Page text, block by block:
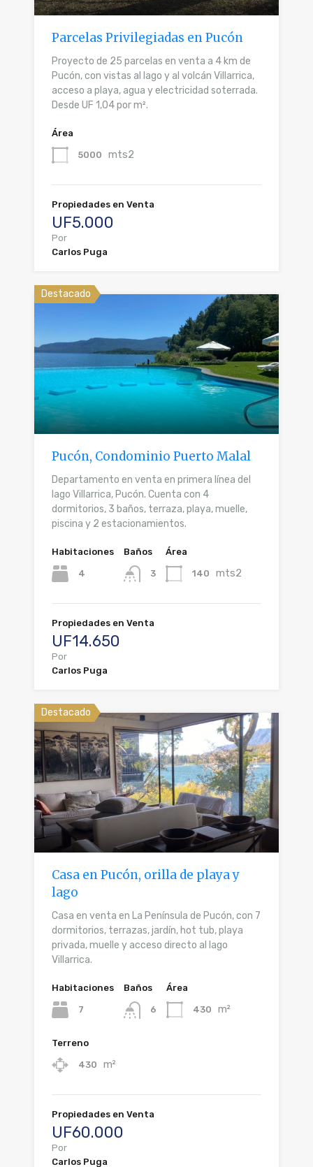
Parcelas Privilegiadas en Pucón
Proyecto de 25 parcelas en venta a 4 km de
Pucón, con vistas al lago y al volcán Villarrica,
acceso a playa, agua y electricidad soterrada.
Desde UF 1,04 por m².
Área
5000 mts2
Propiedades en Venta
UF5.000
Por
Carlos Puga
Destacado
Pucón, Condominio Puerto Malal
Departamento en venta en primera línea del
lago Villarrica, Pucón. Cuenta con 4
dormitorios, 3 baños, terraza, playa, muelle,
piscina y 2 estacionamientos.
Habitaciones
4
Baños
3
Área
140 mts2
Propiedades en Venta
UF14.650
Por
Carlos Puga
Destacado
Casa en Pucón, orilla de playa y
lago
Casa en venta en La Península de Pucón, con 7
dormitorios, terrazas, jardín, hot tub, playa
privada, muelle y acceso directo al lago
Villarrica.
Habitaciones
7
Baños
6
Área
430 m²
Terreno
430 m²
Propiedades en Venta
UF60.000
Por
Carlos Puga